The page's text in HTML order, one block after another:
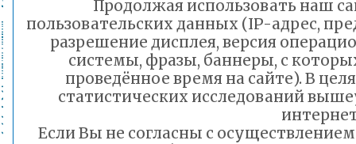
накопительного
На проведение
Продолжая использовать наш
пользовательских данных (IP-адрес,
разрешение дисплея, версия
системы, фразы, баннеры, с
проведённое время на сайте). В
статистических исследований
Если Вы не согласны с